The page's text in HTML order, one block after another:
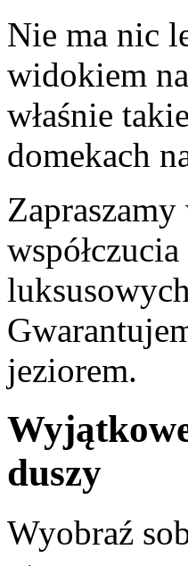
Nie ma nic
widokiem
właśnie
domekach
jeziorem.
duszy
Wyobraź